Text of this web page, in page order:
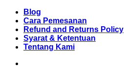
Skip
content
Blog
Cara Pemesanan
Refund and Returns Policy
Syarat & Ketentuan
Tentang Kami